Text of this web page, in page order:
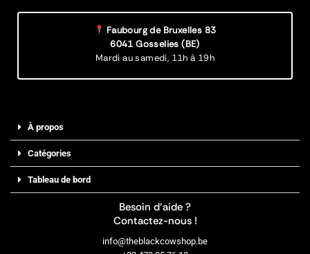
Faubourg de Bruxelles 83
6041 Gosselies (BE)
Mardi au samedi, 11h à 19h
À propos
Catégories
Tableau de bord
Besoin d’aide ?
Contactez-nous !
info@theblackcowshop.be